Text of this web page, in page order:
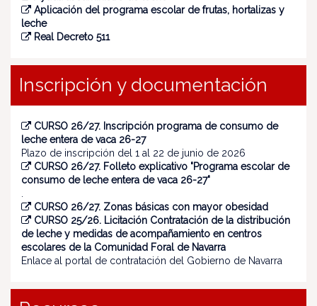
Aplicación del programa escolar de frutas, hortalizas y
leche
Real Decreto 511
Inscripción y documentación
CURSO 26/27. Inscripción programa de consumo de
leche entera de vaca 26-27
Plazo de inscripción del 1 al 22 de junio de 2026
CURSO 26/27. Folleto explicativo "Programa escolar de
consumo de leche entera de vaca 26-27"
CURSO 26/27. Zonas básicas con mayor obesidad
CURSO 25/26. Licitación Contratación de la distribución
de leche y medidas de acompañamiento en centros
escolares de la Comunidad Foral de Navarra
Enlace al portal de contratación del Gobierno de Navarra